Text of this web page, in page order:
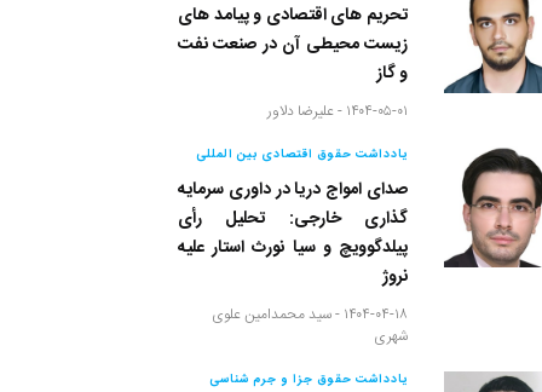
تحریم های اقتصادی و پیامد های
زیست محیطی آن در صنعت نفت
و گاز
۱۴۰۴-۰۵-۰۱ - علیرضا دلاور
یادداشت حقوق اقتصادی بین المللی
صدای امواج دریا در داوری سرمایه
گذاری خارجی: تحلیل رأی
پیلدگوویچ و سیا نورث استار علیه
نروژ
۱۴۰۴-۰۴-۱۸ - سید محمدامین علوی
شهری
یادداشت حقوق جزا و جرم شناسی